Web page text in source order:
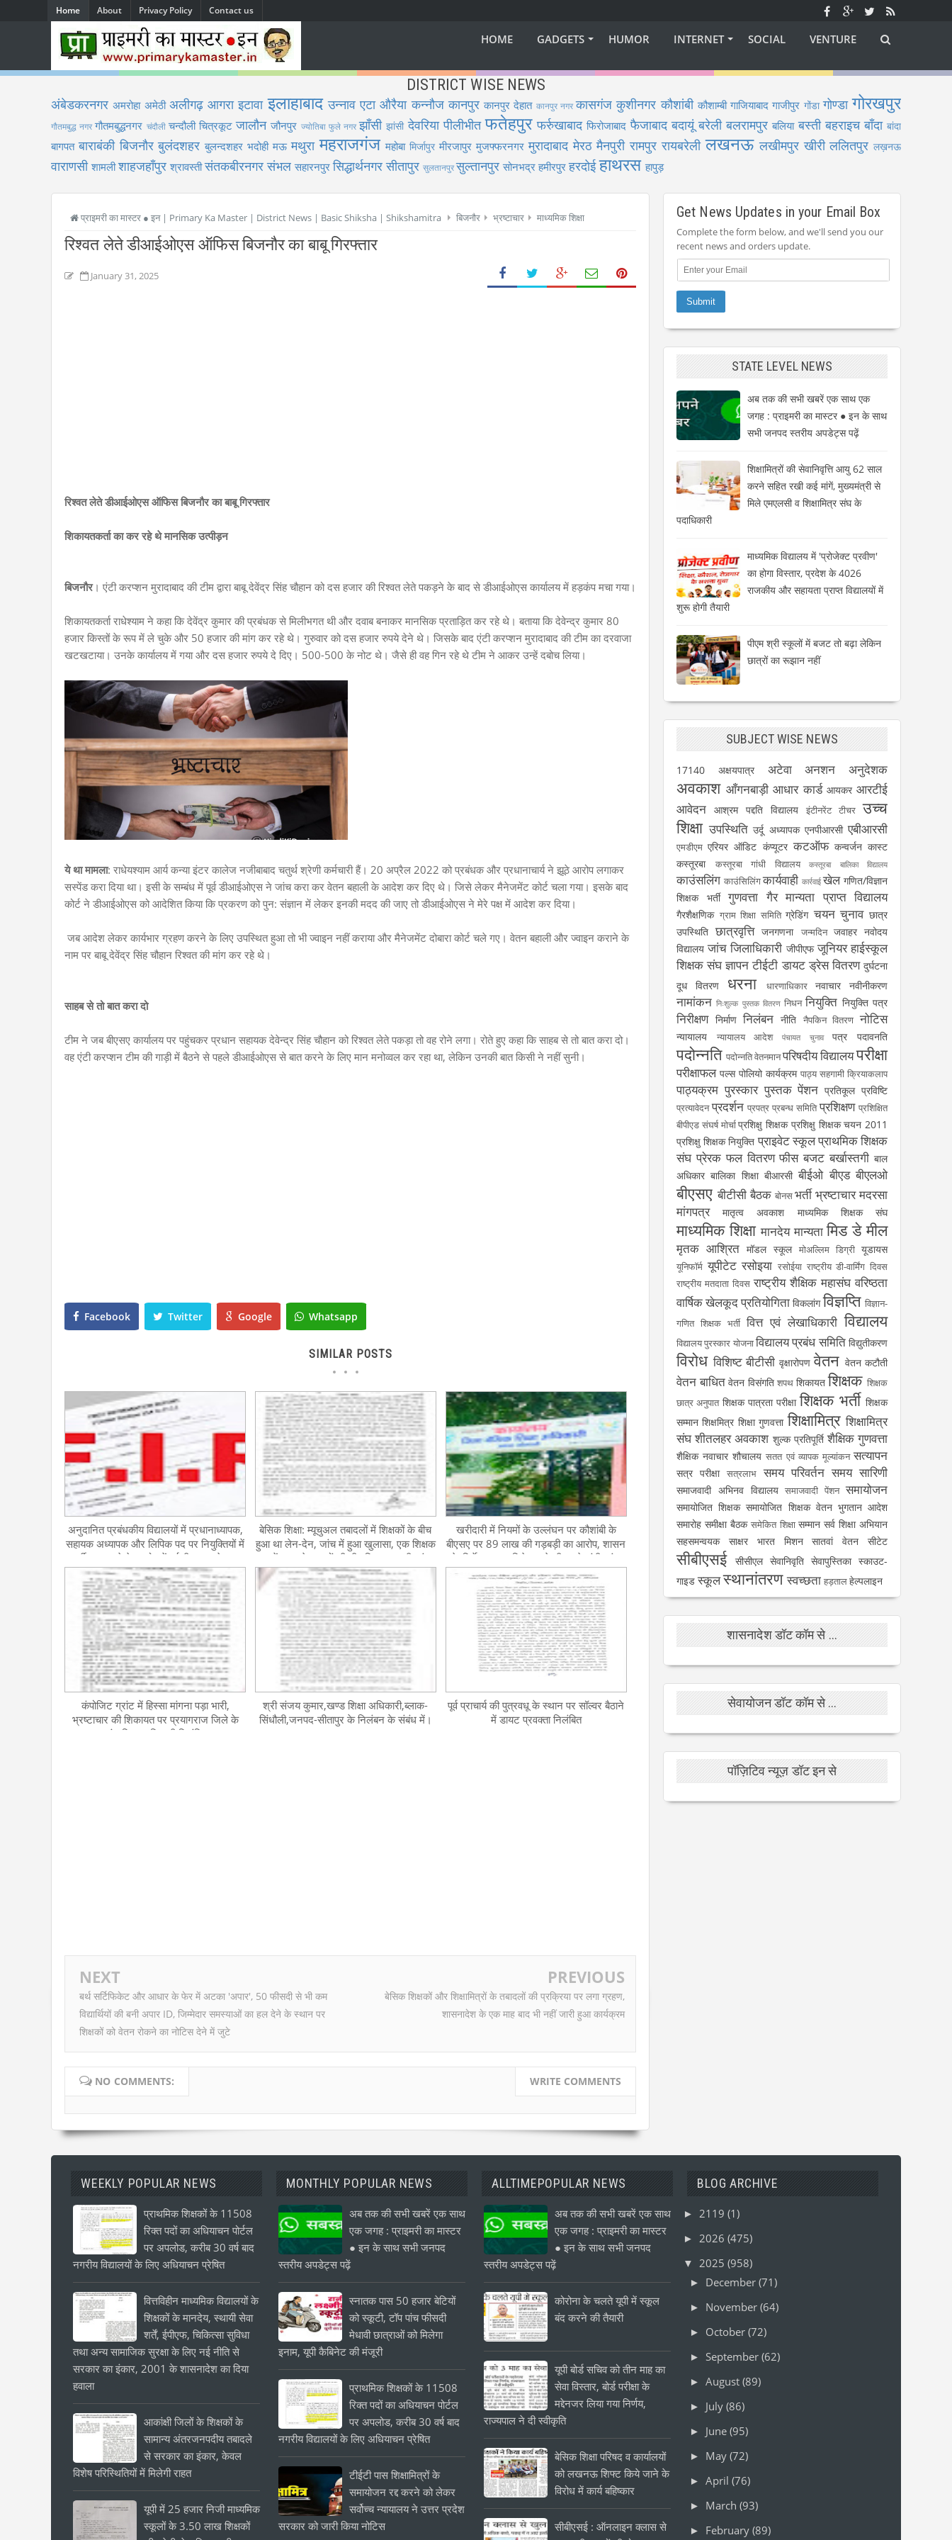
Home About Privacy Policy Contact us
HOME GADGETS HUMOR INTERNET SOCIAL VENTURE
DISTRICT WISE NEWS
अंबेडकरनगर अमरोहा अमेठी अलीगढ़ आगरा इटावा इलाहाबाद उन्नाव एटा औरैया कन्नौज कानपुर कानपुर देहात कानपुर नगर कासगंज कुशीनगर कौशांबी कौशाम्बी गाजियाबाद गाजीपुर गोंडा गोण्डा गोरखपुर
गौतमबुद्ध नगर गौतमबुद्धनगर चंदौली चन्दौली चित्रकूट जालौन जौनपुर ज्योतिबा फुले नगर झाँसी झांसी देवरिया पीलीभीत फतेहपुर फर्रुखाबाद फिरोजाबाद फैजाबाद बदायूं बरेली बलरामपुर बलिया बस्ती बहराइच बाँदा बांदा
बागपत बाराबंकी बिजनौर बुलंदशहर बुलन्दशहर भदोही मऊ मथुरा महराजगंज महोबा मिर्जापुर मीरजापुर मुजफ्फरनगर मुरादाबाद मेरठ मैनपुरी रामपुर रायबरेली लखनऊ लखीमपुर खीरी ललितपुर लख़नऊ
वाराणसी शामली शाहजहाँपुर श्रावस्ती संतकबीरनगर संभल सहारनपुर सिद्धार्थनगर सीतापुर सुलतानपुरसुल्तानपुर सोनभद्र हमीरपुर हरदोई हाथरस हापुड़
प्राइमरी का मास्टर ● इन | Primary Ka Master | District News | Basic Shiksha | Shikshamitra बिजनौर भ्रष्टाचार माध्यमिक शिक्षा
रिश्वत लेते डीआईओएस ऑफिस बिजनौर का बाबू गिरफ्तार
January 31, 2025
रिश्वत लेते डीआईओएस ऑफिस बिजनौर का बाबू गिरफ्तार
शिकायतकर्ता का कर रहे थे मानसिक उत्पीड़न
बिजनौर। एंटी करप्शन मुरादाबाद की टीम द्वारा बाबू देवेंद्र सिंह चौहान को दस हजार की रिश्वत लेते पकड़ने के बाद से डीआईओएस कार्यालय में हड़कंप मचा गया।
शिकायतकर्ता राधेश्याम ने कहा कि देवेंद्र कुमार की प्रबंधक से मिलीभगत थी और दवाब बनाकर मानसिक प्रताड़ित कर रहे थे। बताया कि देवेन्द्र कुमार 80
हजार किस्तों के रूप में ले चुके और 50 हजार की मांग कर रहे थे। गुरुवार को दस हजार रुपये देने थे। जिसके बाद एंटी करप्शन मुरादाबाद की टीम का दरवाजा
खटखटाया। उनके कार्यालय में गया और दस हजार रुपये दे दिए। 500-500 के नोट थे। जैसे ही वह गिन रहे थे टीम ने आकर उन्हें दबोच लिया।
ये था मामला: राधेयश्याम आर्य कन्या इंटर कालेज नजीबाबाद चतुर्थ श्रेणी कर्मचारी हैं। 20 अप्रैल 2022 को प्रबंधक और प्रधानाचार्य ने झूठे आरोप लगाकर
सस्पेंड करा दिया था। इसी के सम्बंध में पूर्व डीआईओएस ने जांच करा कर वेतन बहाली के आदेश कर दिए थे। जिसे लेकर मैनेजमेंट कोर्ट चला गया। इसके बाद
कोर्ट ने डीआईओएस को आदेशित किया कि प्रकरण को पुन: संज्ञान में लेकर इनकी मदद की जाए तो डीआईओएस ने मेरे पक्ष में आदेश कर दिया।
जब आदेश लेकर कार्यभार ग्रहण करने के लिए उपस्थित हुआ तो भी ज्वाइन नहीं कराया और मैनेजमेंट दोबारा कोर्ट चले गए। वेतन बहाली और ज्वाइन कराने के
नाम पर बाबू देवेंद्र सिंह चौहान रिश्वत की मांग कर रहे थे।
साहब से तो बात करा दो
टीम ने जब बीएसए कार्यालय पर पहुंचकर प्रधान सहायक देवेन्द्र सिंह चौहान को रिश्वत लेते पकड़ा तो वह रोने लगा। रोते हुए कहा कि साहब से तो बात करा दो।
वह एंटी करप्शन टीम की गाड़ी में बैठने से पहले डीआईओएस से बात करने के लिए मान मनोव्वल कर रहा था, लेकिन उनकी बात किसी ने नहीं सुनी।
Facebook Twitter Google Whatsapp
SIMILAR POSTS
अनुदानित प्रबंधकीय विद्यालयों में प्रधानाध्यापक,
सहायक अध्यापक और लिपिक पद पर नियुक्तियों में
फर्जीवाड़ा करने के आरोप में पूर्व बीएसए समेत 18
पर मुकदमा दर्ज
बेसिक शिक्षा: म्यूचुअल तबादलों में शिक्षकों के बीच
हुआ था लेन-देन, जांच में हुआ खुलासा, एक शिक्षक
सस्पेंड, दूसरे मामलों की भी पुलिस कर रही जांच
खरीदारी में नियमों के उल्लंघन पर कौशांबी के
बीएसए पर 89 लाख की गड़बड़ी का आरोप, शासन
के निर्देश पर महानिदेशक ने डीएम से मांगी जांच
रिपोर्ट
कंपोजिट ग्रांट में हिस्सा मांगना पड़ा भारी,
भ्रष्टाचार की शिकायत पर प्रयागराज जिले के
खंड शिक्षा अधिकारी निलंबित
श्री संजय कुमार,खण्ड शिक्षा अधिकारी,ब्लाक-
सिंधौली,जनपद-सीतापुर के निलंबन के संबंध में।
पूर्व प्राचार्य की पुत्रवधू के स्थान पर सॉल्वर बैठाने
में डायट प्रवक्ता निलंबित
NEXT
बर्थ सर्टिफिकेट और आधार के फेर में अटका 'अपार', 50 फीसदी से भी कम
विद्यार्थियों की बनी अपार ID, जिम्मेदार समस्याओं का हल देने के स्थान पर
शिक्षकों को वेतन रोकने का नोटिस देने में जुटे
PREVIOUS
बेसिक शिक्षकों और शिक्षामित्रों के तबादलों की प्रक्रिया पर लगा ग्रहण,
शासनादेश के एक माह बाद भी नहीं जारी हुआ कार्यक्रम
NO COMMENTS: WRITE COMMENTS
Get News Updates in your Email Box
Complete the form below, and we'll send you our
recent news and orders update.
STATE LEVEL NEWS
अब तक की सभी खबरें एक साथ एक
जगह : प्राइमरी का मास्टर ● इन के साथ
सभी जनपद स्तरीय अपडेट्स पढ़ें
शिक्षामित्रों की सेवानिवृत्ति आयु 62 साल
करने सहित रखी कई मांगें, मुख्यमंत्री से
मिले एमएलसी व शिक्षामित्र संघ के
पदाधिकारी
माध्यमिक विद्यालय में 'प्रोजेक्ट प्रवीण'
का होगा विस्तार, प्रदेश के 4026
राजकीय और सहायता प्राप्त विद्यालयों में
शुरू होगी तैयारी
पीएम श्री स्कूलों में बजट तो बढ़ा लेकिन
छात्रों का रूझान नहीं
SUBJECT WISE NEWS
17140 अक्षयपात्र अटेवा अनशन अनुदेशक
अवकाश आँगनबाड़ी आधार कार्ड आयकर आरटीई
आवेदन आश्रम पद्दति विद्यालय इंटीनरेंट टीचर उच्च
शिक्षा उपस्थिति उर्दू अध्यापक एनपीआरसी एबीआरसी
एमडीएम एरियर ऑडिट कंप्यूटर कटऑफ कन्वर्जन कास्ट
कस्तूरबा
कस्तूरबा गांधी विद्यालय कस्तूरबा बालिका विद्यालय
काउंसलिंग काउंसिलिंग कार्यवाही कार्रवाई खेल गणित/विज्ञान
शिक्षक भर्ती
गुणवत्ता गैर मान्यता प्राप्त विद्यालय
गैरशैक्षणिक ग्राम शिक्षा समिति ग्रेडिंग चयन चुनाव छात्र
उपस्थिति छात्रवृत्ति जनगणना जन्मदिन जवाहर नवोदय
विद्यालय जांच जिलाधिकारी जीपीएफ जूनियर हाईस्कूल
शिक्षक संघ ज्ञापन टीईटी डायट ड्रेस वितरण दुर्घटना
दूध वितरण
धरना धारणाधिकार नवाचार नवीनीकरण
नामांकन निःशुल्क पुस्तक वितरण निधन नियुक्ति नियुक्ति पत्र
निरीक्षण निर्माण निलंबन नीति नैपकिन वितरण नोटिस
न्यायालय न्यायालय आदेश पंचायत चुनाव पत्र पदावनति
पदोन्नति पदोन्नति वेतनमानपरिषदीय विद्यालयपरीक्षा
परीक्षाफल पल्स पोलियो कार्यक्रम पाठ्य सहगामी क्रियाकलाप
पाठ्यक्रम पुरस्कार पुस्तक पेंशन प्रतिकूल प्रविष्टि
प्रत्यावेदन प्रदर्शन प्रपत्र प्रबन्ध समिति प्रशिक्षण प्रशिक्षित
बीपीएड संघर्ष मोर्चा प्रशिक्षु शिक्षक प्रशिक्षु शिक्षक चयन 2011
प्रशिक्षु शिक्षक नियुक्ति प्राइवेट स्कूलप्राथमिक शिक्षक
संघ प्रेरक फल वितरण फीस बजट बर्खास्तगी बाल
अधिकार बालिका शिक्षा बीआरसी बीईओ बीएड बीएलओ
बीएसए बीटीसी बैठक बोनस भर्ती भ्रष्टाचार मदरसा
मांगपत्र
मातृत्व अवकाश माध्यमिक शिक्षक संघ
माध्यमिक शिक्षा मानदेय मान्यता मिड डे मील
मृतक आश्रित मॉडल स्कूल मोअल्लिम डिग्री यूडायस
यूनिफॉर्म यूपीटेट रसोइया रसोईया राष्ट्रीय डी-वार्मिंग दिवस
राष्ट्रीय मतदाता दिवस राष्ट्रीय शैक्षिक महासंघ वरिष्ठता
वार्षिक खेलकूद प्रतियोगिता विकलांग विज्ञप्ति विज्ञान-
गणित शिक्षक भर्ती वित्त एवं लेखाधिकारी विद्यालय
विद्यालय पुरस्कार योजनाविद्यालय प्रबंध समिति विद्युतीकरण
विरोध विशिष्ट बीटीसी वृक्षारोपण वेतन वेतन कटौती
वेतन बाधित वेतन विसंगति शपथ शिकायत शिक्षक शिक्षक
छात्र अनुपात शिक्षक पात्रता परीक्षा शिक्षक भर्ती शिक्षक
सम्मान शिक्षमित्र शिक्षा गुणवत्ता शिक्षामित्र शिक्षामित्र
संघ शीतलहर अवकाश शुल्क प्रतिपूर्ति शैक्षिक गुणवत्ता
शैक्षिक नवाचार शौचालय सतत एवं व्यापक मूल्यांकन सत्यापन
सत्र परीक्षा सत्रलाभ समय परिवर्तन समय सारिणी
समाजवादी अभिनव विद्यालय समाजवादी पेंशन समायोजन
समायोजित शिक्षक समायोजित शिक्षक वेतन भुगतान आदेश
समारोह समीक्षा बैठक समेकित शिक्षा सम्मान सर्व शिक्षा अभियान
सहसमन्वयक
साक्षर भारत मिशन सातवां वेतन सीटेट
सीबीएसई सीसीएल सेवानिवृति सेवापुस्तिका स्काउट-
गाइड स्कूलस्थानांतरण स्वच्छता हड़तालहेल्पलाइन
शासनादेश डॉट कॉम से ...
सेवायोजन डॉट कॉम से ...
पॉज़िटिव न्यूज़ डॉट इन से
WEEKLY POPULAR NEWS
प्राथमिक शिक्षकों के 11508
रिक्त पदों का अधियाचन पोर्टल
पर अपलोड, करीब 30 वर्ष बाद
नगरीय विद्यालयों के लिए अधियाचन प्रेषित
वित्तविहीन माध्यमिक विद्यालयों के
शिक्षकों के मानदेय, स्थायी सेवा
शर्तें, ईपीएफ, चिकित्सा सुविधा
तथा अन्य सामाजिक सुरक्षा के लिए नई नीति से
सरकार का इंकार, 2001 के शासनादेश का दिया
हवाला
आकांक्षी जिलों के शिक्षकों के
सामान्य अंतरजनपदीय तबादले
से सरकार का इंकार, केवल
विशेष परिस्थितियों में मिलेगी राहत
यूपी में 25 हजार निजी माध्यमिक
स्कूलों के 3.50 लाख शिक्षकों
MONTHLY POPULAR NEWS
अब तक की सभी खबरें एक साथ
एक जगह : प्राइमरी का मास्टर
● इन के साथ सभी जनपद
स्तरीय अपडेट्स पढ़ें
स्नातक पास 50 हजार बेटियों
को स्कूटी, टॉप पांच फीसदी
मेधावी छात्राओं को मिलेगा
इनाम, यूपी कैबिनेट की मंजूरी
प्राथमिक शिक्षकों के 11508
रिक्त पदों का अधियाचन पोर्टल
पर अपलोड, करीब 30 वर्ष बाद
नगरीय विद्यालयों के लिए अधियाचन प्रेषित
टीईटी पास शिक्षामित्रों के
समायोजन रद्द करने को लेकर
सर्वोच्च न्यायालय ने उत्तर प्रदेश
सरकार को जारी किया नोटिस
ALLTIMEPOPULAR NEWS
अब तक की सभी खबरें एक साथ
एक जगह : प्राइमरी का मास्टर
● इन के साथ सभी जनपद
स्तरीय अपडेट्स पढ़ें
कोरोना के चलते यूपी में स्कूल
बंद करने की तैयारी
यूपी बोर्ड सचिव को तीन माह का
सेवा विस्तार, बोर्ड परीक्षा के
मद्देनजर लिया गया निर्णय,
राज्यपाल ने दी स्वीकृति
बेसिक शिक्षा परिषद व कार्यालयों
को लखनऊ शिफ्ट किये जाने के
विरोध में कार्य बहिष्कार
सीबीएसई : ऑनलाइन क्लास से
BLOG ARCHIVE
► 2119(1)
► 2026(475)
▼ 2025(958)
► December(71)
► November(64)
► October(72)
► September(62)
►August(89)
► July(86)
► June(95)
► May(72)
►April(76)
► March(93)
► February(89)